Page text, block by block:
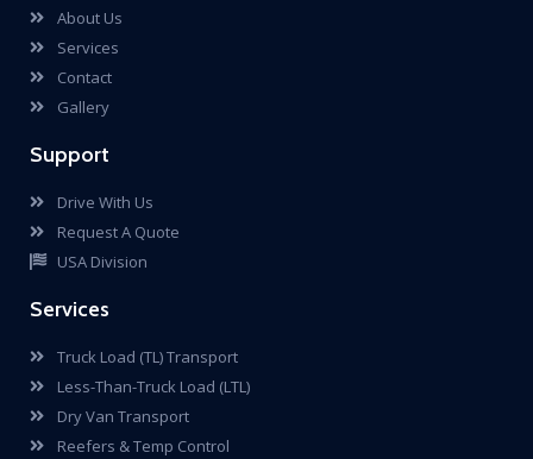
About Us
Services
Contact
Gallery
Support
Drive With Us
Request A Quote
Services
Truck Load (TL) Transport
Less-Than-Truck Load (LTL)
Dry Van Transport
Reefers & Temp Control